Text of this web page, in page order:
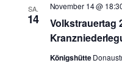
SA.
14
Volkstrauertag
November 14 @
Königshütte